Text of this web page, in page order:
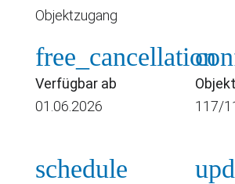
Objektzugang
free_cancellation
Verfügbar ab
01.06.2026
117/
schedule